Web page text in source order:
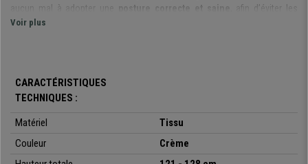
aucun mal à adopter une
posture correcte et saine
, afin d’éviter les
douleurs et contractures. De plus, le dossier comme l’assise sont
Ce modèle comprend un
qui vous permettra d’incliner votre fauteuil en arrière et de bloquer sa
position. Vous pourrez également décider de laisser le basculement libre,
selon vos envies. Ce système esttrès utile
peut être réglée
en fonction du poids de l’utilisateur : un réel plus en
Voir plus
CARACTÉRISTIQUES
TECHNIQUES :
Matériel
Tissu
Couleur
Crème